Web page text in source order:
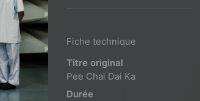
Fiche technique
Titre original
Pee Chai Dai Ka
Durée